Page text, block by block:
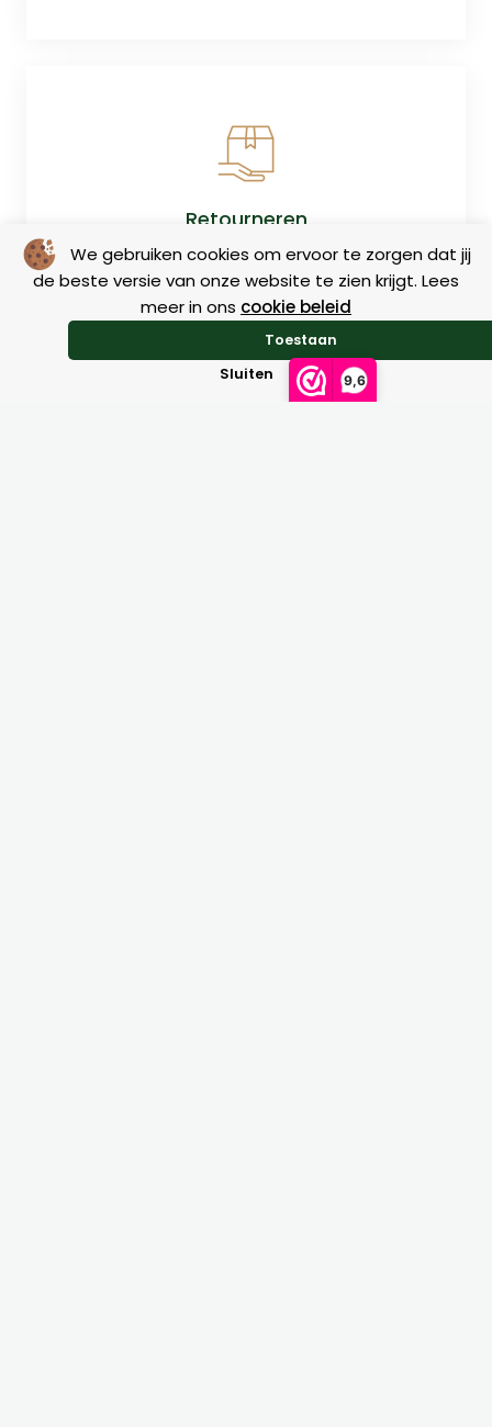
9,6
We gebruiken cookies om ervoor te zorgen dat jij
de beste versie van onze website te zien krijgt. Lees
meer in ons cookie beleid
Toestaan
Sluiten
Retourneren